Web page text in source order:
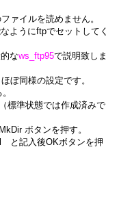
ルを読めません。
にftpでセットしてく
なws_ftp95で説明致しま
様の設定です。
準状態では作成済みで
ボタンを押す。
入後OKボタンを押